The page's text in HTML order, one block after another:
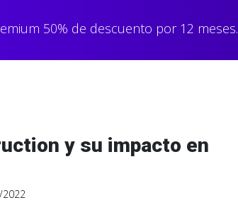
50% de descuento por 12 meses.
y su impacto en